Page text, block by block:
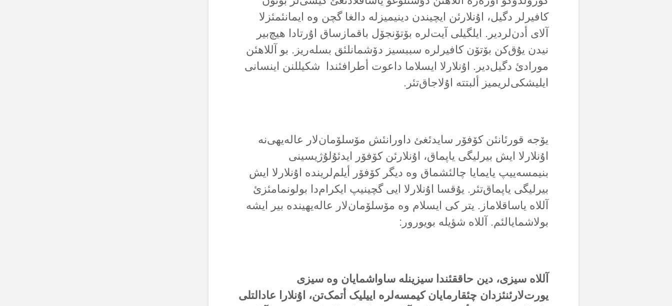
کافیرلر دگیل، اۇنلارئن ایچیندن دینیمیزلە دالغا گچن وە ایمانئمئزلا
آلای أدن‌لردیر. ایلگیلی آیت‌لرە بۆتۆنجۆل باقمازساق اۇرتادا هیچ‌بیر
نیدن یۇق‌کن بۆتۆن کافیرلرە سببسیز دۆشمانلئق بسلەریز. بو آللاهئن
مورادئ دگیل‌دیر. اۇنلارلا ایسلاما داعوت أطرافئندا شکیللنن اینسانی
ایلیشکی‌لریمیز ألبتتە اۇلاجاق‌تئر.
یۆجە قورئانئن کۆفۆر سایدئغئ داورانئش مۆسلۆمان‌لار عالەیهی‌نە
اۇنلارلا ایش بیرلیگی یاپماق، اۇنلارئن کۆفۆر ایدئۇلۇژیسینی
بنیمسەییپ یایمایا چالئشماق وە دیگر کۆفۆر أیلم‌لریندە اۇنلارلا ایش
بیرلیگی یاپماق‌تئر. یۇقسا اۇنلارلا ایی گچینیپ ایکرام‌دا بولونمامئزئ
آللاە یاساقلاماز. یتر کی ایسلام وە مۆسلۆمان‌لار عالەیهیندە بیر ایشە
بولاشمایالئم. آللاە شؤیلە بویورور:
آللاە سیزی، دین حاققئندا سیزینلە ساواشمایان وە سیزی
یورت‌لارئنئزدان چئقارمایان کیمسەلرە اییلیک أتمک‌تن، اۇنلارا عادالتلی